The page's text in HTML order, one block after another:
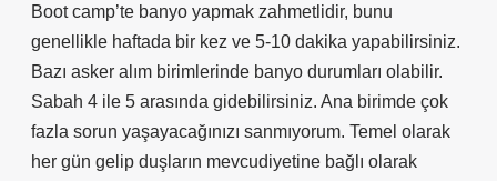
Boot camp’te banyo yapmak zahmetlidir, bunu
genellikle haftada bir kez ve 5-10 dakika yapabilirsiniz.
Bazı asker alım birimlerinde banyo durumları olabilir.
Sabah 4 ile 5 arasında gidebilirsiniz. Ana birimde çok
fazla sorun yaşayacağınızı sanmıyorum. Temel olarak
her gün gelip duşların mevcudiyetine bağlı olarak